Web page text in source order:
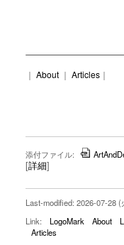
｜ About｜ Articles｜
添付ファイル:
[詳細]
Last-modified: 2026-07-28 (
Link:
LogoMark About
Articles